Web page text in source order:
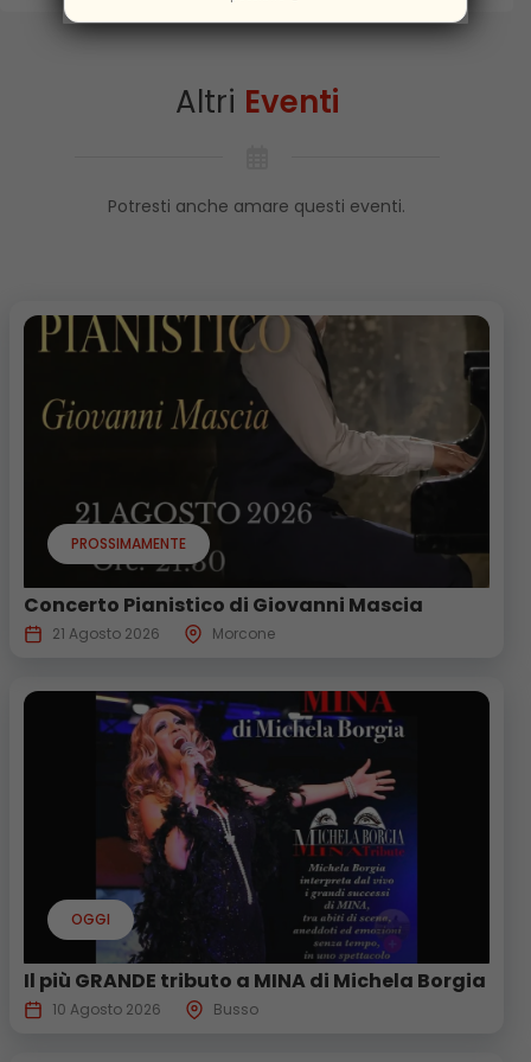
Altri Eventi
Potresti anche amare questi eventi.
PROSSIMAMENTE
Concerto Pianistico di Giovanni Mascia
21 Agosto 2026 Morcone
OGGI
Il più GRANDE tributo a MINA di Michela Borgia
10 Agosto 2026 Busso